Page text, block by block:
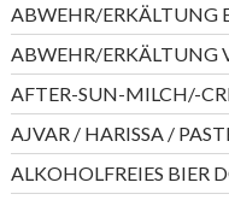
ABWEHR/ERKÄLTUNG
ABWEHR/ERKÄLTUNG
AFTER-SUN-MILCH/-
AJVAR / HARISSA /
ALKOHOLFREIES BIER